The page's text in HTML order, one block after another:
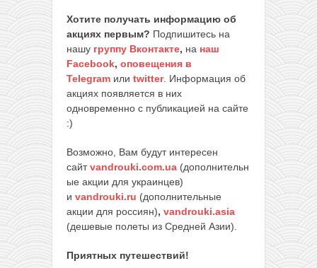
Хотите получать информацию об
акциях первым? Подпишитесь на
нашу группу Вконтакте, на наш
Facebook, оповещения в
Telegram или twitter. Информация об
акциях появляется в них
одновременно с публикацией на сайте
:)
Возможно, Вам будут интересен
сайтvandrouki.com.ua (дополнительн
ые акции для украинцев)
и vandrouki.ru (дополнительные
акции для россиян), vandrouki.asia
(дешевые полеты из Средней Азии).
Приятных путешествий!